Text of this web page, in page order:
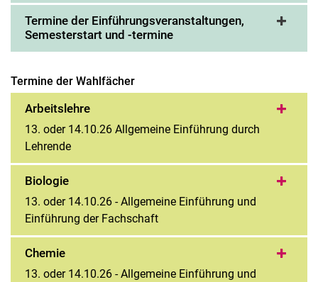
Termine der Einführungsveranstaltungen,
Semesterstart und -termine
Termine der Wahlfächer
Arbeitslehre
13. oder 14.10.26 Allgemeine Einführung durch
Lehrende
Biologie
13. oder 14.10.26 - Allgemeine Einführung und
Einführung der Fachschaft
Chemie
13. oder 14.10.26 - Allgemeine Einführung und